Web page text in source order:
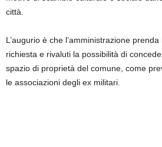
città.
L’augurio è che l’amministrazione
richiesta e rivaluti la possibilità di
spazio di proprietà del comune, come
le associazioni degli ex militari.